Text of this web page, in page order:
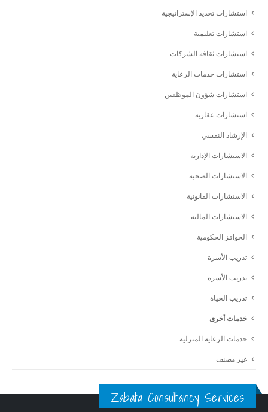
استشارات تحديد الإستراتيجية
استشارات تعليمية
استشارات ثقافة الشركات
استشارات خدمات الرعاية
استشارات شؤون الموظفين
استشارات عقارية
الإرشاد النفسي
الاستشارات الإدارية
الاستشارات الصحية
الاستشارات القانونية
الاستشارات المالية
الحوافز الحكومية
تدريب الأسرة
تدريب الأسرة
تدريب الحياة
خدمات أخرى
خدمات الرعاية المنزلية
غير مصنف
Zabata Consultancy Services